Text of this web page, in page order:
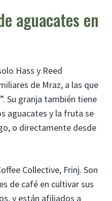
aguacates en
Hass y Reed
de Mraz, a las que
Su granja también tiene
aguacates y la fruta se
o directamente desde
Collective, Frinj. Son
de café en cultivar sus
y están afiliados a